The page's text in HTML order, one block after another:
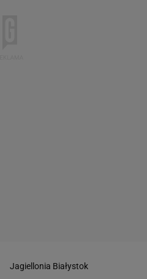
Jagiellonia Białystok